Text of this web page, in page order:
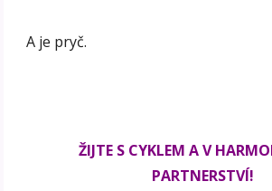
A je pryč.
ŽIJTE S CYKLEM A V
PARTNERSTVÍ!